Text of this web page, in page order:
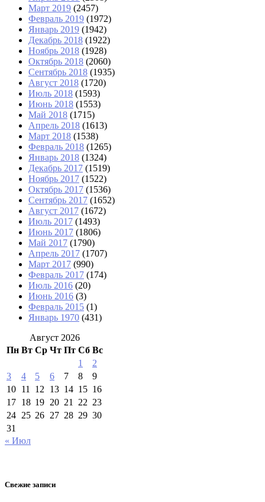
Март 2019 (2457)
Февраль 2019 (1972)
Январь 2019 (1942)
Декабрь 2018 (1922)
Ноябрь 2018 (1928)
Октябрь 2018 (2060)
Сентябрь 2018 (1935)
Август 2018 (1720)
Июль 2018 (1593)
Июнь 2018 (1553)
Май 2018 (1715)
Апрель 2018 (1613)
Март 2018 (1538)
Февраль 2018 (1265)
Январь 2018 (1324)
Декабрь 2017 (1519)
Ноябрь 2017 (1522)
Октябрь 2017 (1536)
Сентябрь 2017 (1652)
Август 2017 (1672)
Июль 2017 (1493)
Июнь 2017 (1806)
Май 2017 (1790)
Апрель 2017 (1707)
Март 2017 (990)
Февраль 2017 (174)
Июль 2016 (20)
Июнь 2016 (3)
Февраль 2015 (1)
Январь 1970 (431)
Август 2026
Пн Вт Ср Чт Пт Сб Вс
1
2
3
4 5 6 7 8
9
10 11 12 13 14 15 16
17 18 19 20 21 22 23
24 25 26 27 28 29 30
31
« Июл
Свежие записи